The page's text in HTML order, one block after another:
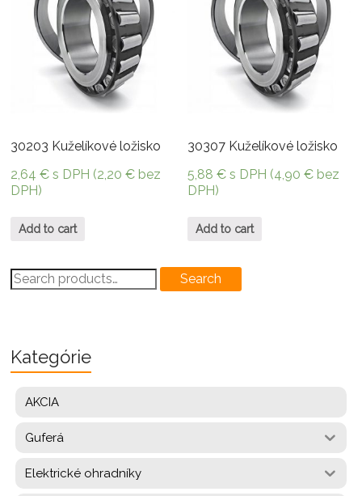
30203 Kuželíkové ložisko
2,64€ s DPH (2,20€ bez
DPH)
Add to cart
30307 Kuželíkové ložisko
5,88€ s DPH (4,90€ bez
DPH)
Add to cart
Search
for:
Search
Kategórie
AKCIA
Guferá
Elektrické ohradníky